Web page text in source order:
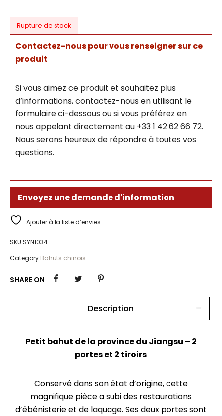
Rupture de stock
Contactez-nous pour vous renseigner sur ce
produit
Si vous aimez ce produit et souhaitez plus
d’informations, contactez-nous en utilisant le
formulaire ci-dessous ou si vous préférez en
nous appelant directement au +33 1 42 62 66 72.
Nous serons heureux de répondre à toutes vos
questions.
Envoyez une demande d'information
Ajouter à la liste d’envies
SKU SYN1034
Category Bahuts chinois
SHARE ON
Description
Petit bahut de la province du Jiangsu – 2
portes et 2 tiroirs
Conservé dans son état d’origine, cette
magnifique pièce a subi des restaurations
d’ébénisterie et de laquage. Ses deux portes sont